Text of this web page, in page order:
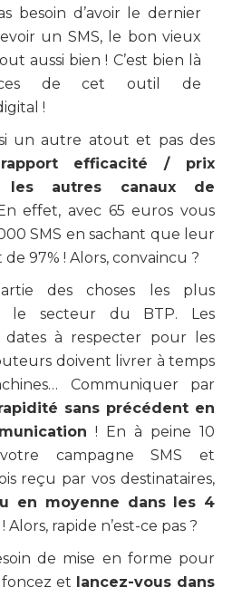
besoin d’avoir le dernier
un SMS, le bon vieux
aussi bien ! C’est bien là
de cet outil de
!
un autre atout et pas des
efficacité / prix
les autres canaux de
effet, avec 65 euros vous
SMS en sachant que leur
97% ! Alors, convaincu ?
des choses les plus
le secteur du BTP. Les
à respecter pour les
doivent livrer à temps
Communiquer par
sans précédent en
! En à peine 10
campagne SMS et
reçu par vos destinataires,
en moyenne dans les 4
Alors, rapide n’est-ce pas ?
de mise en forme pour
et lancez-vous dans